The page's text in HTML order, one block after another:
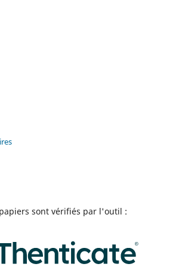
sont vérifiés par l'outil :